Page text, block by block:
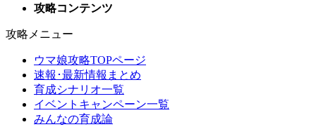
攻略コンテンツ
攻略メニュー
ウマ娘攻略TOPページ
速報･最新情報まとめ
育成シナリオ一覧
イベントキャンペーン一覧
みんなの育成論